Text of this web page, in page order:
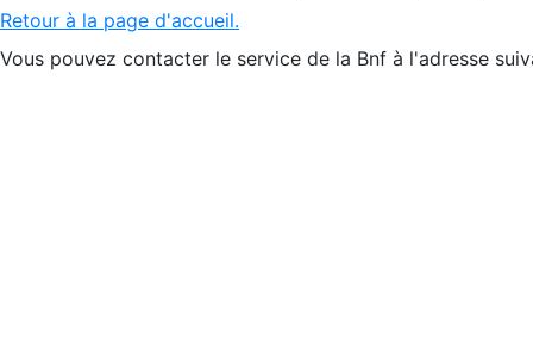
Retour à la page d'accueil.
Vous pouvez contacter le service de la Bnf à l'adresse